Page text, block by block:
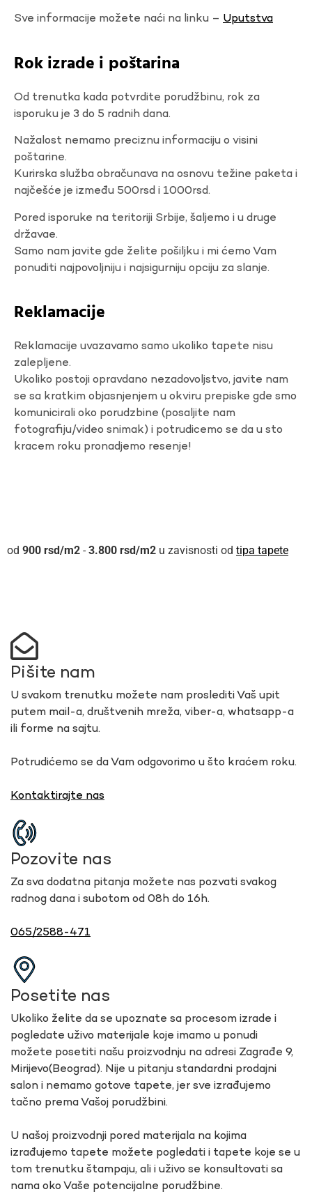
Sve informacije možete naći na linku – Uputstva
Rok izrade i poštarina
Od trenutka kada potvrdite porudžbinu, rok za
isporuku je 3 do 5 radnih dana.
Nažalost nemamo preciznu informaciju o visini
poštarine.
Kurirska služba obračunava na osnovu težine paketa i
najčešće je između 500rsd i 1000rsd.
Pored isporuke na teritoriji Srbije, šaljemo i u druge
državae.
Samo nam javite gde želite pošiljku i mi ćemo Vam
ponuditi najpovoljniju i najsigurniju opciju za slanje.
Reklamacije
Reklamacije uvazavamo samo ukoliko tapete nisu
zalepljene.
Ukoliko postoji opravdano nezadovoljstvo, javite nam
se sa kratkim objasnjenjem u okviru prepiske gde smo
komunicirali oko porudzbine (posaljite nam
fotografiju/video snimak) i potrudicemo se da u sto
kracem roku pronadjemo resenje!
900 rsd - 3.800 rsd u zavisnosti od tipa tapete
Pišite nam
U svakom trenutku možete nam proslediti Vaš upit
putem mail-a, društvenih mreža, viber-a, whatsapp-a
ili forme na sajtu.
Potrudićemo se da Vam odgovorimo u što kraćem roku.
Kontaktirajte nas
Pozovite nas
Za sva dodatna pitanja možete nas pozvati svakog
radnog dana i subotom od 08h do 16h.
065/2588-471
Posetite nas
Ukoliko želite da se upoznate sa procesom izrade i
pogledate uživo materijale koje imamo u ponudi
možete posetiti našu proizvodnju na adresi Zagrađe 9,
Mirijevo(Beograd). Nije u pitanju standardni prodajni
salon i nemamo gotove tapete, jer sve izrađujemo
tačno prema Vašoj porudžbini.
U našoj proizvodnji pored materijala na kojima
izrađujemo tapete možete pogledati i tapete koje se u
tom trenutku štampaju, ali i uživo se konsultovati sa
nama oko Vaše potencijalne porudžbine.